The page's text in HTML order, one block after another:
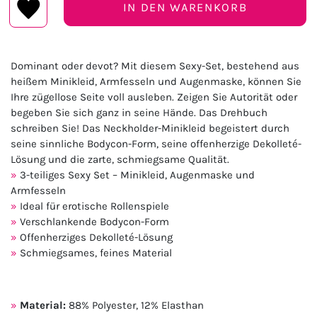
IN DEN WARENKORB
Dominant oder devot? Mit diesem Sexy-Set, bestehend aus
heißem Minikleid, Armfesseln und Augenmaske, können Sie
Ihre zügellose Seite voll ausleben. Zeigen Sie Autorität oder
begeben Sie sich ganz in seine Hände. Das Drehbuch
schreiben Sie! Das Neckholder-Minikleid begeistert durch
seine sinnliche Bodycon-Form, seine offenherzige Dekolleté-
Lösung und die zarte, schmiegsame Qualität.
3-teiliges Sexy Set – Minikleid, Augenmaske und
Armfesseln
Ideal für erotische Rollenspiele
Verschlankende Bodycon-Form
Offenherziges Dekolleté-Lösung
Schmiegsames, feines Material
Material: 88% Polyester, 12% Elasthan